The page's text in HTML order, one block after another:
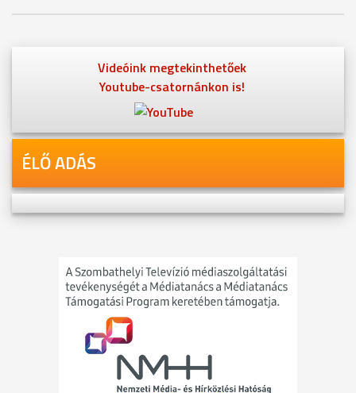
Videóink megtekinthetőek
Youtube-csatornánkon is!
ÉLŐ ADÁS